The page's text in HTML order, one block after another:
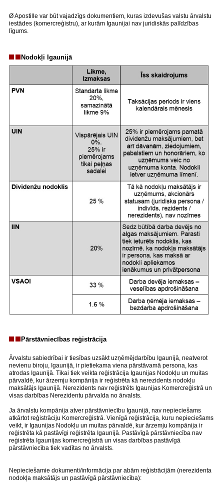
Ø Apostille var būt vajadzīgs dokumentiem, kuras izdevušas valstu ārvalstu
iestādes (komercreģistru), ar kurām Igaunijai nav juridiskās palīdzības
līgums.
Nodokļi Igaunijā
Pārstāvniecības reģistrācija
Ārvalstu sabiedrībai ir tiesības uzsākt uzņēmējdarbību Igaunijā, neatverot
nevienu biroju, Igaunijā, ir pietiekama viena pārstāvamā persona, kas
atrodas Igaunijā. Tikai tiek veikta reģistrācija Igaunijas Nodokļu un muitas
pārvaldē, kur ārzemju kompānija ir reģistrēta kā nerezidents nodokļu
maksātājs Igaunijā. Nerezidents nav reģistrēts Igaunijas Komercreģistrā un
visas darbības Nerezidentu pārvalda no ārvalsts.
Ja ārvalstu kompānija atver pārstāvniecību Igaunijā, nav nepieciešams
atkārtot reģistrāciju Komercreģistrā. Vienīgā reģistrācija, kuru nepieciešams
veikt, ir Igaunijas Nodokļu un muitas pārvaldē, kur ārzemju kompānija ir
reģistrēta kā pastāvīgi reģistrēta Igaunijā. Pastāvīgā pārstāvniecība nav
reģistrēta Igaunijas komercreģistrā un visas darbības pastāvīgā
pārstāvniecība tiek vadītas no ārvalsts.
Nepieciešamie dokumenti/informācija par abām reģistrācijām (nerezidenta
nodokļa maksātājs un pastāvīgā pārstāvniecība):